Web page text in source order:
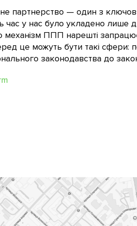
партнерство — один з
час у нас було укладено лише
ППП нарешті
це можуть бути такі сфери:
законодавства до